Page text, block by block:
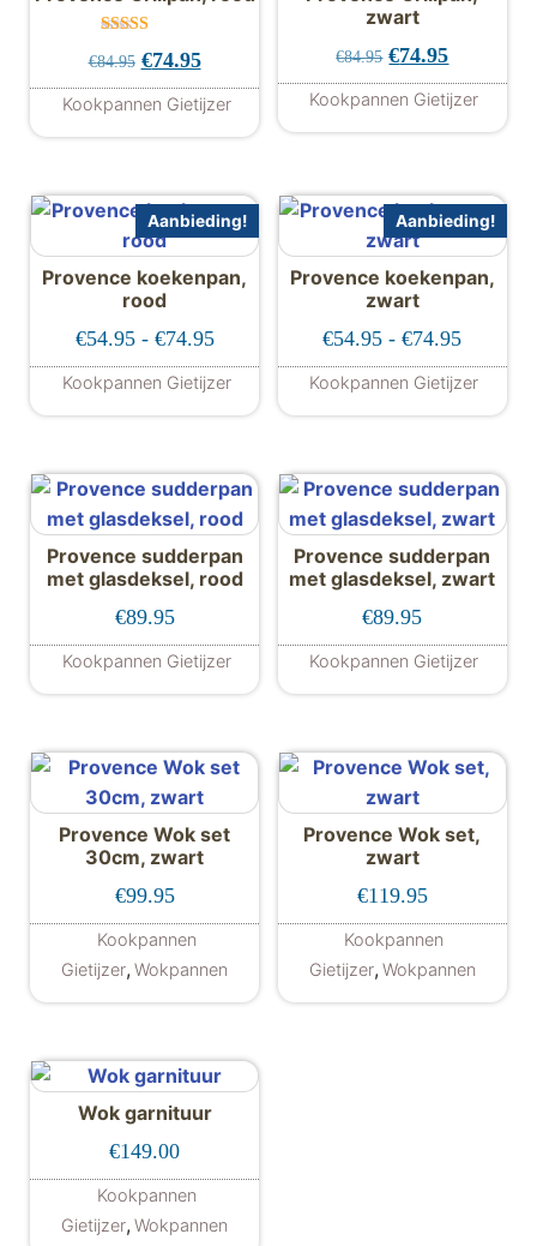
d
uit 5
€84.95 Oorspronkelijke prijs was: €84.95.
€74.95Huidige prijs is: €74.95.
Kookpannen Gietijzer
zwart
€84.95 Oorspronkelijke
€74.95Huidige
Kookpannen Gietijzer
Aanbieding!
Provence koekenpan,
rood
€54.95 - €74.95Prijsklasse: €54.95 tot €74.95
Kookpannen Gietijzer
Dit product heeft meerdere variaties.
Aanbieding!
Provence koekenpan,
zwart
€54.95 - €74.95
Kookpannen Gietijzer
Dit product
Provence sudderpan
met glasdeksel, rood
€89.95
Kookpannen Gietijzer
Provence sudderpan
met glasdeksel, zwart
€89.95
Kookpannen Gietijzer
Provence Wok set
30cm, zwart
€99.95
Kookpannen
Gietijzer, Wokpannen
Provence Wok set,
zwart
€119.95
Kookpannen
Gietijzer, Wokpannen
Wok garnituur
€149.00
Kookpannen
Gietijzer, Wokpannen